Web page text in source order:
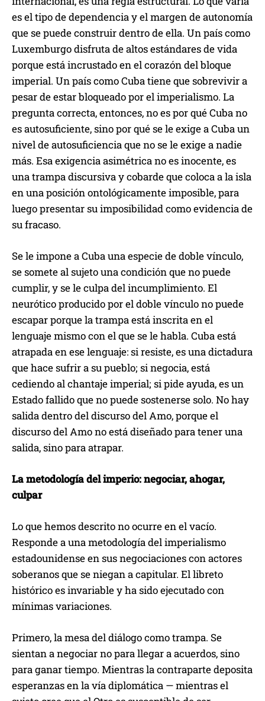
es el tipo de dependencia y el margen de autonomía
que se puede construir dentro de ella. Un país como
Luxemburgo disfruta de altos estándares de vida
porque está incrustado en el corazón del bloque
imperial. Un país como Cuba tiene que sobrevivir a
pesar de estar bloqueado por el imperialismo. La
pregunta correcta, entonces, no es por qué Cuba no
es autosuficiente, sino por qué se le exige a Cuba un
nivel de autosuficiencia que no se le exige a nadie
más. Esa exigencia asimétrica no es inocente, es
una trampa discursiva y cobarde que coloca a la isla
en una posición ontológicamente imposible, para
luego presentar su imposibilidad como evidencia de
su fracaso.
Se le impone a Cuba una especie de doble vínculo,
se somete al sujeto una condición que no puede
cumplir, y se le culpa del incumplimiento. El
neurótico producido por el doble vínculo no puede
escapar porque la trampa está inscrita en el
lenguaje mismo con el que se le habla. Cuba está
atrapada en ese lenguaje: si resiste, es una dictadura
que hace sufrir a su pueblo; si negocia, está
cediendo al chantaje imperial; si pide ayuda, es un
Estado fallido que no puede sostenerse solo. No hay
salida dentro del discurso del Amo, porque el
discurso del Amo no está diseñado para tener una
salida, sino para atrapar.
La metodología del imperio: negociar, ahogar,
culpar
Lo que hemos descrito no ocurre en el vacío.
Responde a una metodología del imperialismo
estadounidense en sus negociaciones con actores
soberanos que se niegan a capitular. El libreto
histórico es invariable y ha sido ejecutado con
mínimas variaciones.
Primero, la mesa del diálogo como trampa. Se
sientan a negociar no para llegar a acuerdos, sino
para ganar tiempo. Mientras la contraparte deposita
esperanzas en la vía diplomática — mientras el